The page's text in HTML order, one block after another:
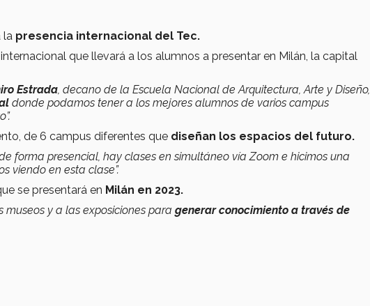
la presencia internacional del Tec.
que llevará a los alumnos a presentar en Milán, la capital
Estrada, decano de la Escuela Nacional de Arquitectura, Arte y Diseño,
donde podamos tener a los mejores alumnos de varios campus
de 6 campus diferentes que diseñan los espacios del futuro.
forma presencial, hay clases en simultáneo vía Zoom e hicimos una
viendo en esta clase”.
se presentará en Milán en 2023.
museos y a las exposiciones para generar conocimiento a través de